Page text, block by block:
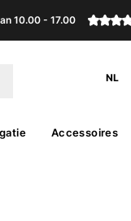
10.00 - 17.00
NL
Accessoires